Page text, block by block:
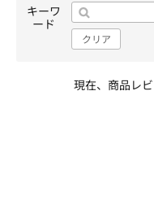
キーワ
ード
クリア
現在、商品レ